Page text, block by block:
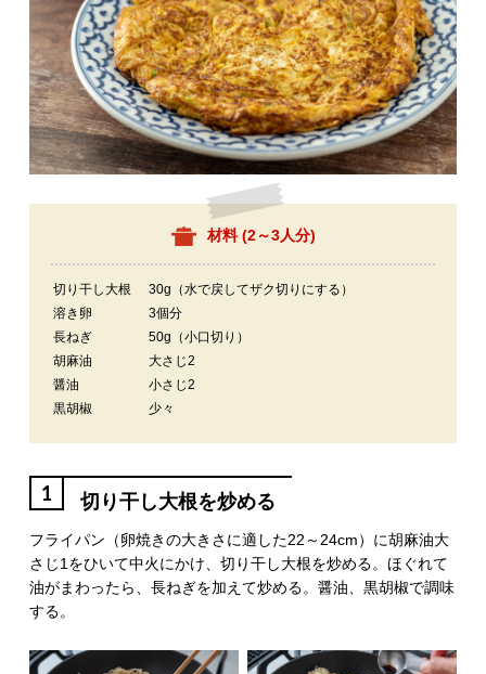
材料 (2～3人分)
切り干し大根
30g（水で戻してザク切りにする）
溶き卵
3個分
長ねぎ
50g（小口切り）
胡麻油
大さじ2
醤油
小さじ2
黒胡椒
少々
1 切り干し大根を炒める
フライパン（卵焼きの大きさに適した22～24cm）に胡麻油大
さじ1をひいて中火にかけ、切り干し大根を炒める。ほぐれて
油がまわったら、長ねぎを加えて炒める。醤油、黒胡椒で調味
する。